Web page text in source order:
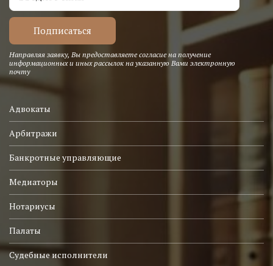
Направляя заявку, Вы предоставляете согласие на получение
информационных и иных рассылок на указанную Вами электронную
почту
Адвокаты
Арбитражи
Банкротные управляющие
Медиаторы
Нотариусы
Палаты
Судебные исполнители